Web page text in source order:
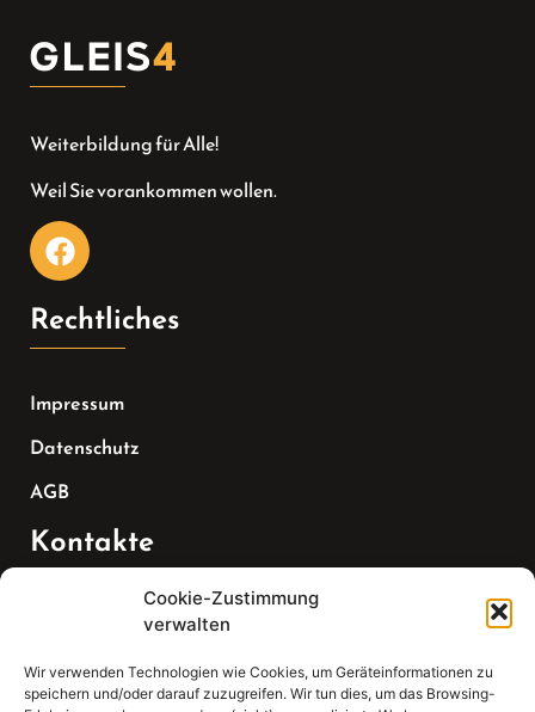
Cookie-Zustimmung
verwalten
Wir verwenden Technologien wie Cookies, um Geräteinformationen zu
speichern und/oder darauf zuzugreifen. Wir tun dies, um das Browsing-
Weiterbildung für Alle!
Weil Sie vorankommen wollen.
Rechtliches
Impressum
Datenschutz
AGB
Kontakte
07147 270 3349